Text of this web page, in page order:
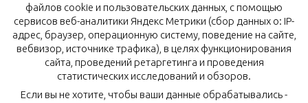
Подписаться на новости OK
Нажимая на кнопку «Ok», вы соглашаетесь с Политикой
конфиденциальности
и даёте согласие
на обработку
персональных данных.
файлов cookie и пользовательских данных, с помощью
сервисов веб-аналитики Яндекс Метрики (сбор данных о: IP-
адрес, браузер, операционную систему, поведение на сайте,
вебвизор, источнике трафика), в целях функционирования
сайта, проведений ретаргетинга и проведения
статистических исследований и обзоров.
Если вы не хотите, чтобы ваши данные обрабатывались -